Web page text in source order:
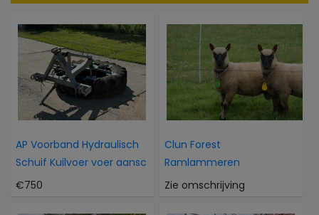
AP Voorband Hydraulisch
Schuif Kuilvoer voer aansc
€750
Clun Forest
Ramlammeren
Zie omschrijving